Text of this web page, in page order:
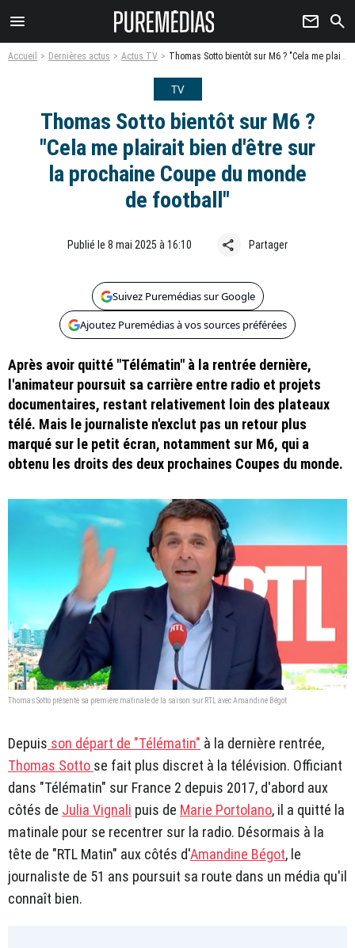
menu newsletter search
Accueil Dernières actus Actus TV Thomas Sotto bientôt sur M6 ? "Cela me plairait bien d'être sur la prochaine Coupe du monde de football"
TV
Thomas Sotto bientôt sur M6 ?
"Cela me plairait bien d'être sur
la prochaine Coupe du monde
de football"
Publié le 8 mai 2025 à 16:10 share Partager
Suivez Puremédias sur Google
Ajoutez Puremédias à vos sources préférées
Après avoir quitté "Télématin" à la rentrée dernière,
l'animateur poursuit sa carrière entre radio et projets
documentaires, restant relativement loin des plateaux
télé. Mais le journaliste n'exclut pas un retour plus
marqué sur le petit écran, notamment sur M6, qui a
obtenu les droits des deux prochaines Coupes du monde.
Thomas Sotto présente sa première matinale de la saison sur RTL avec Amandine Bégot
Depuis son départ de "Télématin" à la dernière rentrée,
Thomas Sotto se fait plus discret à la télévision. Officiant
dans "Télématin" sur France 2 depuis 2017, d'abord aux
côtés de Julia Vignali puis de Marie Portolano, il a quitté la
matinale pour se recentrer sur la radio. Désormais à la
tête de "RTL Matin" aux côtés d'Amandine Bégot, le
journaliste de 51 ans poursuit sa route dans un média qu'il
connaît bien.